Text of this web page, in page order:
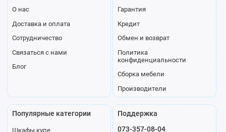
О нас
Доставка и оплата
Сотрудничество
Связаться с нами
Блог
Гарантия
Кредит
Обмен и возврат
Политика
конфиденциальности
Сборка мебели
Производители
Популярные категории
Шкафы купе
Поддержка
073-357-08-04